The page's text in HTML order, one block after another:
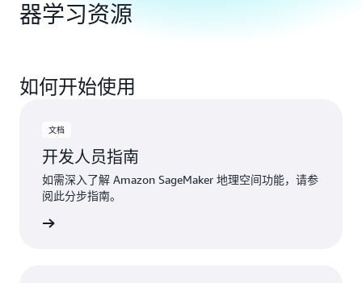
器学习资源
如何开始使用
文档
开发人员指南
如需深入了解 Amazon SageMaker 地理空间功能，请参
阅此分步指南。